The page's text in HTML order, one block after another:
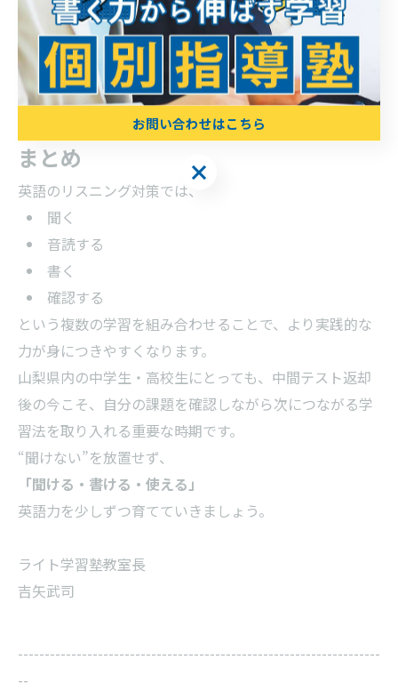
発音
理解度
が比較的見えやすく、家庭でもサポートしやすい方法で
す。
まとめ
英語のリスニング対策では、
聞く
音読する
書く
確認する
という複数の学習を組み合わせることで、より実践的な
力が身につきやすくなります。
山梨県内の中学生・高校生にとっても、中間テスト返却
後の今こそ、自分の課題を確認しながら次につながる学
習法を取り入れる重要な時期です。
“聞けない”を放置せず、
「聞ける・書ける・使える」
英語力を少しずつ育てていきましょう。
ライト学習塾教室長
吉矢武司
--------------------------------------------------------------------
--
お問い合わせはこちら
お問い合わせはこちら